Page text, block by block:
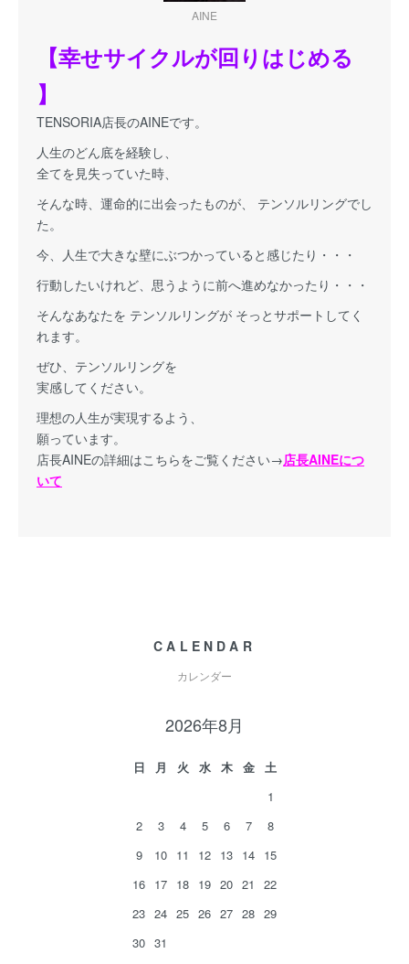
AINE
【幸せサイクルが回りはじめる
】
TENSORIA店長のAINEです。
人生のどん底を経験し、
全てを見失っていた時、
そんな時、運命的に出会ったものが、 テンソルリングでし
た。
今、人生で大きな壁にぶつかっていると感じたり・・・
行動したいけれど、思うように前へ進めなかったり・・・
そんなあなたを テンソルリングが そっとサポートしてく
れます。
ぜひ、テンソルリングを
実感してください。
理想の人生が実現するよう、
願っています。
店長AINEの詳細はこちらをご覧ください→店長AINEにつ
いて
CALENDAR
カレンダー
2026年8月
日 月 火 水 木 金
土
1
2
3 4 5 6 7
8
9
10 11 12 13 14 15
16 17 18 19 20 21
22
23 24 25 26 27 28 29
30 31